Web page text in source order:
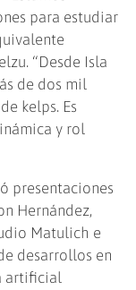
para estudiar
“Desde Isla
de dos mil
kelps. Es
y rol
presentaciones
Hernández,
Matulich e
desarrollos en
artificial